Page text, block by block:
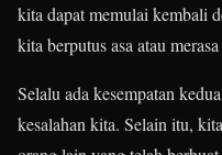
kita dapat memulai kembali
kita berputus asa atau
Selalu ada kesempatan
kesalahan kita. Selain itu,